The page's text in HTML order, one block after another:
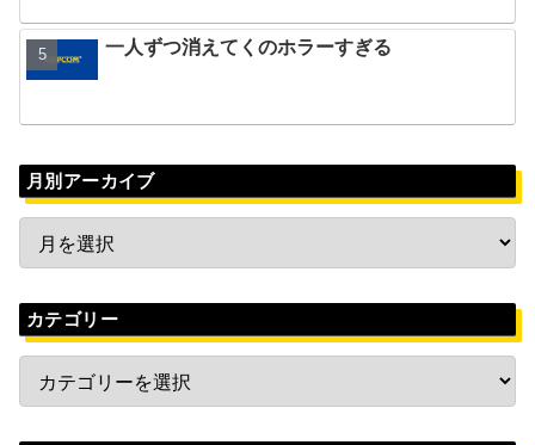
一人ずつ消えてくのホラーすぎる
月別アーカイブ
カテゴリー